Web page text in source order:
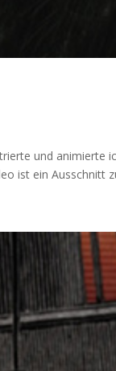
und animierte
ist ein Ausschnitt